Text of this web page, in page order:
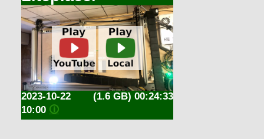
(1.6 GB) 00:24:33
2023-10-22
10:00 🛈